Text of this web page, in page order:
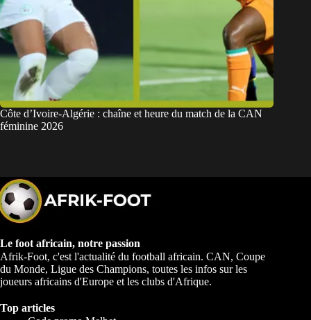
Côte d’Ivoire-Algérie : chaîne et heure du match de la CAN
féminine 2026
Le foot africain, notre passion
Afrik-Foot, c'est l'actualité du football africain. CAN, Coupe
du Monde, Ligue des Champions, toutes les infos sur les
joueurs africains d'Europe et les clubs d'Afrique.
Top articles